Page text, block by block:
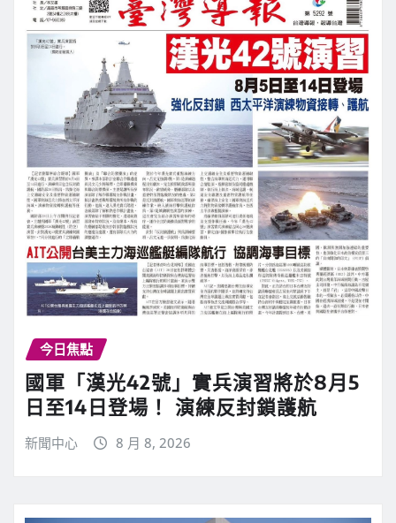
今日焦點
國軍「漢光42號」實兵演習將於8月5
日至14日登場！ 演練反封鎖護航
新聞中心 8 月 8, 2026